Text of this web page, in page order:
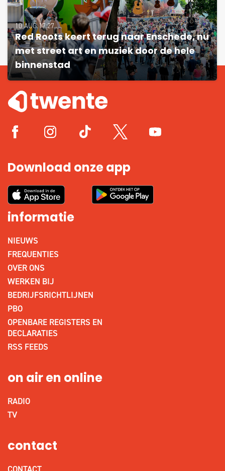
10 AUG 17:27
Red Roots keert terug naar Enschede, nu
met street art en muziek door de hele
binnenstad
Download onze app
informatie
NIEUWS
FREQUENTIES
OVER ONS
WERKEN BIJ
BEDRIJFSRICHTLIJNEN
PBO
OPENBARE REGISTERS EN
DECLARATIES
RSS FEEDS
on air en online
RADIO
TV
contact